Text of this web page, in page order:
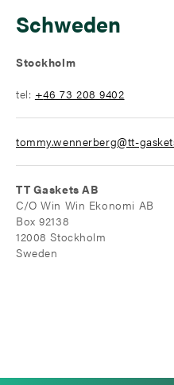
Schweden
Stockholm
tel: +46 73 208 9402
tommy.wennerberg@tt-
TT Gaskets AB
C/O Win Win Ekonomi AB
Box 92138
12008 Stockholm
Sweden